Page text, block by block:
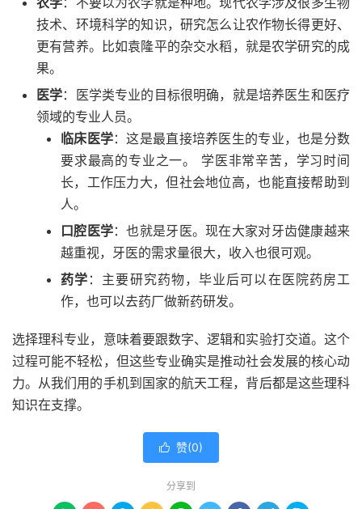
技术、环境科学的知识，研究怎么让农作物长得更好、
更有营养。比如袁隆平的杂交水稻，就是农学研究的成
果。
医学：医学类专业的目标很明确，就是培养医生和医疗
领域的专业人员。
临床医学：这是最直接培养医生的专业，也是分数
要求最高的专业之一。 学医非常辛苦，学习时间
长，工作压力大，但社会地位高，也能直接帮助到
人。
口腔医学：也就是牙医。现在大家对牙齿健康越来
越重视，牙医的需求量很大，收入也很可观。
药学 ：主要研究药物，毕业后可以在医院药房工
作，也可以去药厂做新药研发。
选择理科专业，意味着要跟数字、逻辑和实验打交道。这个
过程可能不轻松，但这些专业确实是推动社会发展的核心动
力。从我们用的手机到国家的航天工程，背后都是这些理科
知识在支撑。
 赞(0)
分享到